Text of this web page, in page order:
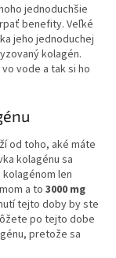
jednoduchšie
benefity. Veľké
jeho jednoduchej
kolagén.
vode a tak si ho
od toho, aké máte
kolagénu sa
kolagénom len
a to 3000 mg
tejto doby by ste
po tejto dobe
pretože sa